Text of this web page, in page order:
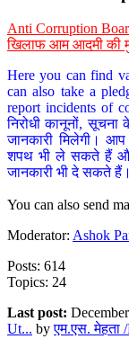
Anti Corruption
खिलाफ आम आदमी की
Here you can find
can also take a
report incidents of
निरोधी कानूनों,
जानकारी मिलेगी।
शपथ भी ले सकते हैं और
जानकारी भी दे सकते हैं।
You can also send
Moderator: Ashok
Posts: 614
Topics: 24
Last post:
Ut... byएम.एस. मेहता